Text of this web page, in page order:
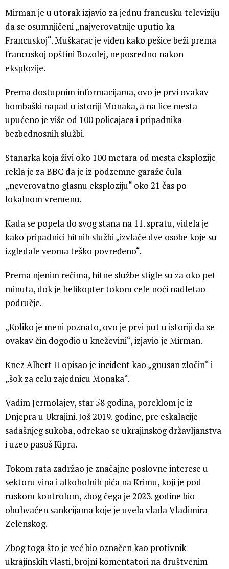
Mirman je u utorak izjavio za jednu francusku televiziju
da se osumnjičeni „najverovatnije uputio ka
Francuskoj“. Muškarac je viđen kako pešice beži prema
francuskoj opštini Bozolej, neposredno nakon
eksplozije.
Prema dostupnim informacijama, ovo je prvi ovakav
bombaški napad u istoriji Monaka, a na lice mesta
upućeno je više od 100 policajaca i pripadnika
bezbednosnih službi.
Stanarka koja živi oko 100 metara od mesta eksplozije
rekla je za BBC da je iz podzemne garaže čula
„neverovatno glasnu eksploziju“ oko 21 čas po
lokalnom vremenu.
Kada se popela do svog stana na 11. spratu, videla je
kako pripadnici hitnih službi „izvlače dve osobe koje su
izgledale veoma teško povređeno“.
Prema njenim rečima, hitne službe stigle su za oko pet
minuta, dok je helikopter tokom cele noći nadletao
područje.
„Koliko je meni poznato, ovo je prvi put u istoriji da se
ovakav čin dogodio u kneževini“, izjavio je Mirman.
Knez Albert II opisao je incident kao „gnusan zločin“ i
„šok za celu zajednicu Monaka“.
Vadim Jermolajev, star 58 godina, poreklom je iz
Dnjepra u Ukrajini. Još 2019. godine, pre eskalacije
sadašnjeg sukoba, odrekao se ukrajinskog državljanstva
i uzeo pasoš Kipra.
Tokom rata zadržao je značajne poslovne interese u
sektoru vina i alkoholnih pića na Krimu, koji je pod
ruskom kontrolom, zbog čega je 2023. godine bio
obuhvaćen sankcijama koje je uvela vlada Vladimira
Zelenskog.
Zbog toga što je već bio označen kao protivnik
ukrajinskih vlasti, brojni komentatori na društvenim